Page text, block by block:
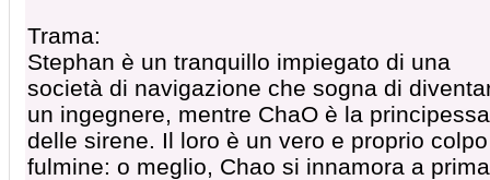
Trama:
Stephan è un tranquillo impiegato di una
società di navigazione che sogna di
un ingegnere, mentre ChaO è la principessa
delle sirene. Il loro è un vero e proprio
fulmine: o meglio, Chao si innamora a prima